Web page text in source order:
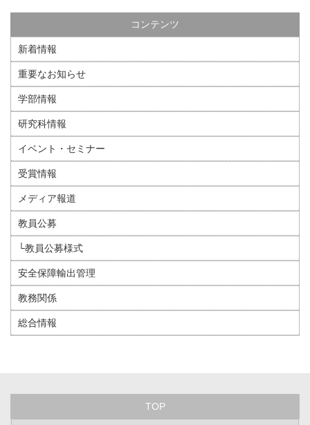
コンテンツ
新着情報
重要なお知らせ
学部情報
研究科情報
イベント・セミナー
受賞情報
メディア報道
教員公募
└教員公募様式
安全保障輸出管理
教務関係
総合情報
TOP